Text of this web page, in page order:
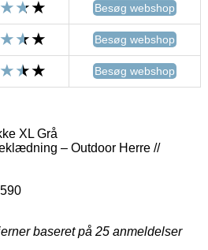
Besøg webshop
Besøg webshop
Besøg webshop
XL Grå
– Outdoor Herre //
baseret på 25 anmeldelser